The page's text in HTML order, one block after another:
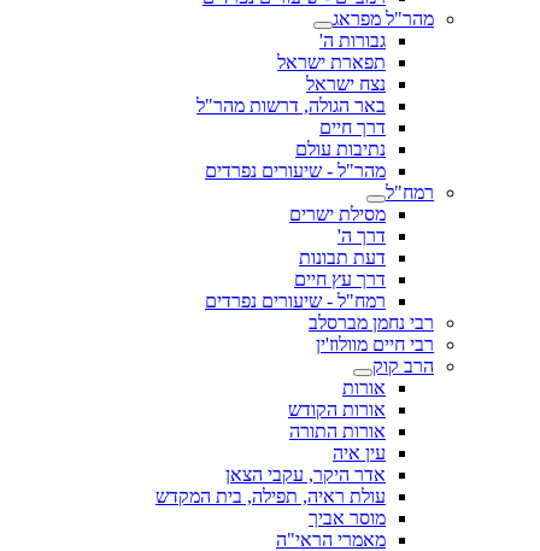
מהר"ל מפראג
גבורות ה'
תפארת ישראל
נצח ישראל
באר הגולה, דרשות מהר"ל
דרך חיים
נתיבות עולם
מהר"ל - שיעורים נפרדים
רמח"ל
מסילת ישרים
דרך ה'
דעת תבונות
דרך עץ חיים
רמח"ל - שיעורים נפרדים
רבי נחמן מברסלב
רבי חיים מוולוז'ין
הרב קוק
אורות
אורות הקודש
אורות התורה
עין איה
אדר היקר, עקבי הצאן
עולת ראיה, תפילה, בית המקדש
מוסר אביך
מאמרי הראי"ה